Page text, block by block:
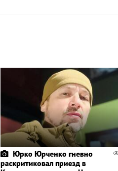
Юрко Юрченко гневно
раскритиковал приезд в